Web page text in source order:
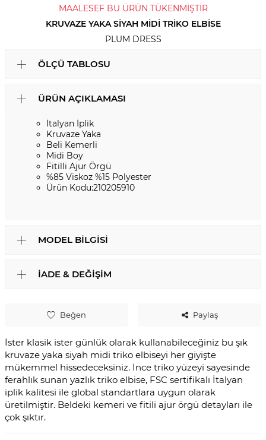
MAALESEF BU ÜRÜN TÜKENMİŞTİR
KRUVAZE YAKA SIYAH MIDI TRIKO ELBISE
PLUM DRESS
Beğen Paylaş
İster klasik ister günlük olarak kullanabileceğiniz bu şık
kruvaze yaka siyah midi triko elbiseyi her giyişte
mükemmel hissedeceksiniz. İnce triko yüzeyi sayesinde
ferahlık sunan yazlık triko elbise, FSC sertifikalı İtalyan
iplik kalitesi ile global standartlara uygun olarak
üretilmiştir. Beldeki kemeri ve fitili ajur örgü detayları ile
çok şıktır.
ÖLÇÜ TABLOSU
ÜRÜN AÇIKLAMASI
İtalyan İplik
Kruvaze Yaka
Beli Kemerli
Midi Boy
Fitilli Ajur Örgü
%85 Viskoz %15 Polyester
Ürün Kodu:210205910
MODEL BILGISI
İADE & DEĞIŞIM